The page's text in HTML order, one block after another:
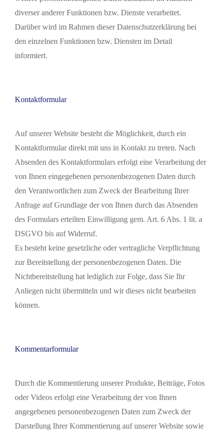
diverser anderer Funktionen bzw. Dienste verarbeitet.
Darüber wird im Rahmen dieser Datenschutzerklärung bei
den einzelnen Funktionen bzw. Diensten im Detail
informiert.
Kontaktformular
Auf unserer Website besteht die Möglichkeit, durch ein
Kontaktformular direkt mit uns in Kontakt zu treten. Nach
Absenden des Kontaktformulars erfolgt eine Verarbeitung der
von Ihnen eingegebenen personenbezogenen Daten durch
den Verantwortlichen zum Zweck der Bearbeitung Ihrer
Anfrage auf Grundlage der von Ihnen durch das Absenden
des Formulars erteilten Einwilligung gem. Art. 6 Abs. 1 lit. a
DSGVO bis auf Widerruf.
Es besteht keine gesetzliche oder vertragliche Verpflichtung
zur Bereitstellung der personenbezogenen Daten. Die
Nichtbereitstellung hat lediglich zur Folge, dass Sie Ihr
Anliegen nicht übermitteln und wir dieses nicht bearbeiten
können.
Kommentarformular
Durch die Kommentierung unserer Produkte, Beiträge, Fotos
oder Videos erfolgt eine Verarbeitung der von Ihnen
angegebenen personenbezogenen Daten zum Zweck der
Darstellung Ihrer Kommentierung auf unserer Website sowie